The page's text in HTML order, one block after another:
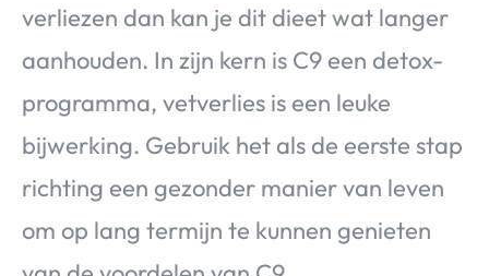
verliezen dan kan je dit dieet wat langer
aanhouden. In zijn kern is C9 een detox-
programma, vetverlies is een leuke
bijwerking. Gebruik het als de eerste stap
richting een gezonder manier van leven
om op lang termijn te kunnen genieten